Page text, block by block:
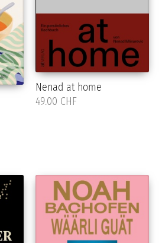
Nenad at home
49.00 CHF